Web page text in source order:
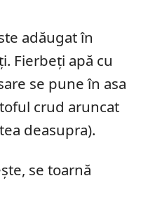
adăugat în
Fierbeți apă cu
se pune în asa
crud aruncat
deasupra).
se toarnă